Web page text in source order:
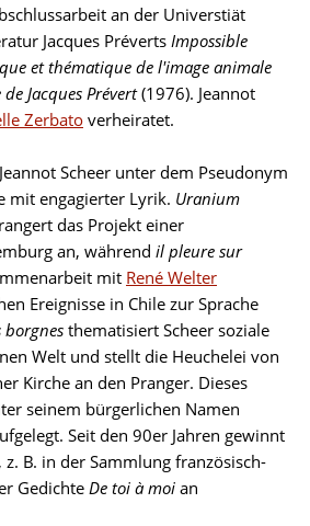
an der Universtiät
Jacques Préverts Impossible
et thématique de l'image animale
Jacques Prévert(1976). Jeannot
Zerbato verheiratet.
Scheer unter dem Pseudonym
mit engagierter Lyrik. Uranium
das Projekt einer
an, während il pleure sur
mit René Welter
Ereignisse in Chile zur Sprache
borgnes thematisiert Scheer soziale
Welt und stellt die Heuchelei von
Kirche an den Pranger. Dieses
seinem bürgerlichen Namen
Seit den 90er Jahren gewinnt
z. B. in der Sammlung französisch-
Gedichte De toi à moi an